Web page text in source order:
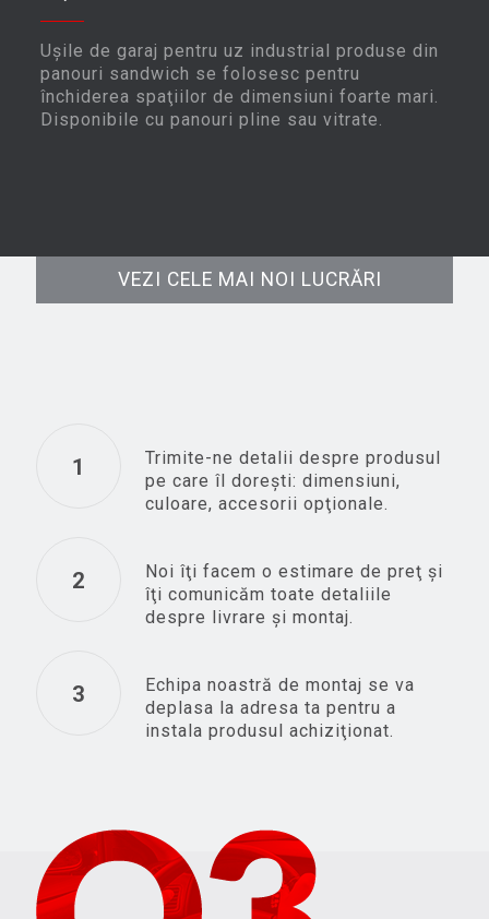
Uşile de garaj pentru uz industrial produse din
panouri sandwich se folosesc pentru
închiderea spaţiilor de dimensiuni foarte mari.
Disponibile cu panouri pline sau vitrate.
VEZI CELE MAI NOI LUCRĂRI
1
Trimite-ne detalii despre produsul
pe care îl doreşti: dimensiuni,
culoare, accesorii opţionale.
2
Noi îţi facem o estimare de preţ şi
îţi comunicăm toate detaliile
despre livrare şi montaj.
3
Echipa noastră de montaj se va
deplasa la adresa ta pentru a
instala produsul achiziţionat.